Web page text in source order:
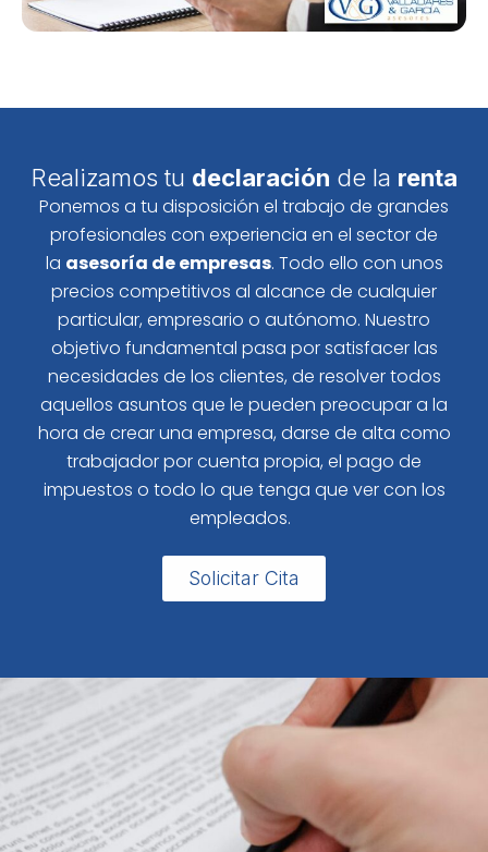
Realizamos tu declaración de la renta
Ponemos a tu disposición el trabajo de grandes
profesionales con experiencia en el sector de
la asesoría de empresas. Todo ello con unos
precios competitivos al alcance de cualquier
particular, empresario o autónomo. Nuestro
objetivo fundamental pasa por satisfacer las
necesidades de los clientes, de resolver todos
aquellos asuntos que le pueden preocupar a la
hora de crear una empresa, darse de alta como
trabajador por cuenta propia, el pago de
impuestos o todo lo que tenga que ver con los
empleados.
Solicitar Cita